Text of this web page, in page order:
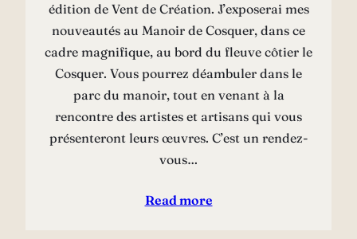
édition de Vent de Création. J’exposerai mes
nouveautés au Manoir de Cosquer, dans ce
cadre magnifique, au bord du fleuve côtier le
Cosquer. Vous pourrez déambuler dans le
parc du manoir, tout en venant à la
rencontre des artistes et artisans qui vous
présenteront leurs œuvres. C’est un rendez-
vous…
Read more